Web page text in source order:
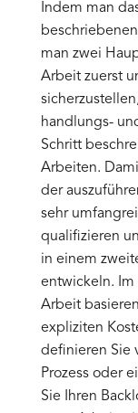
Indem man
man zwei
Arbeit zuerst
handlungs-
Schritt
Arbeiten.
der
sehr
qualifizieren
in einem
entwickeln. Im
Arbeit
expliziten
definieren Sie
Prozess oder
Sie Ihren